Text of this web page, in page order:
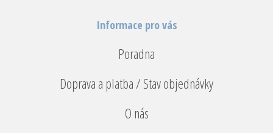
Informace pro vás
Poradna
Doprava a platba / Stav objednávky
O nás